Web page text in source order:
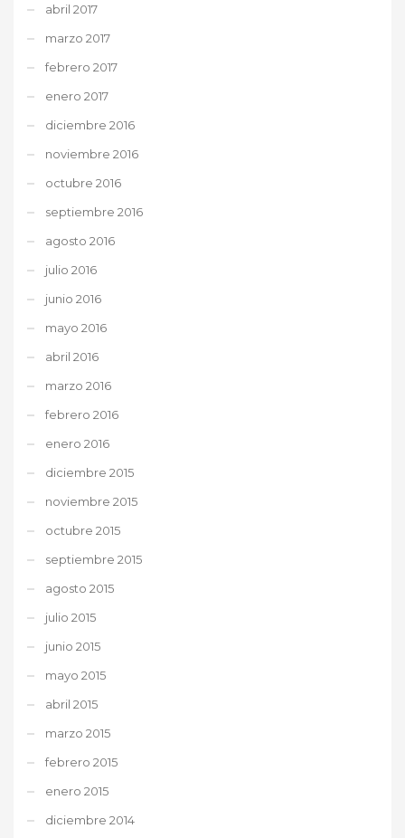
abril 2017
marzo 2017
febrero 2017
enero 2017
diciembre 2016
noviembre 2016
octubre 2016
septiembre 2016
agosto 2016
julio 2016
junio 2016
mayo 2016
abril 2016
marzo 2016
febrero 2016
enero 2016
diciembre 2015
noviembre 2015
octubre 2015
septiembre 2015
agosto 2015
julio 2015
junio 2015
mayo 2015
abril 2015
marzo 2015
febrero 2015
enero 2015
diciembre 2014